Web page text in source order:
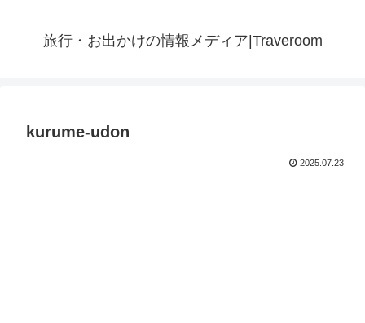
旅行・お出かけの情報メディア|Traveroom
kurume-udon
2025.07.23